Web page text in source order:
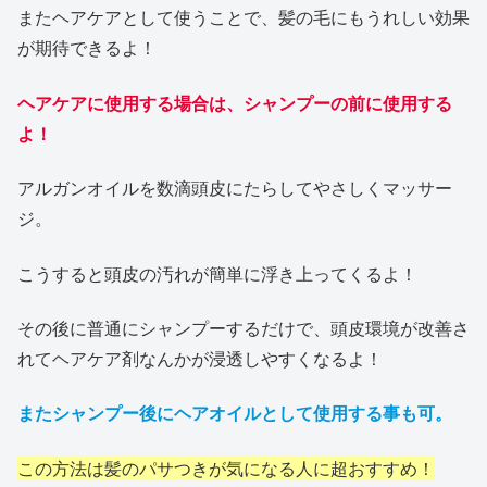
またヘアケアとして使うことで、髪の毛にもうれしい効果
が期待できるよ！
ヘアケアに使用する場合は、シャンプーの前に使用する
よ！
アルガンオイルを数滴頭皮にたらしてやさしくマッサー
ジ。
こうすると頭皮の汚れが簡単に浮き上ってくるよ！
その後に普通にシャンプーするだけで、頭皮環境が改善さ
れてヘアケア剤なんかが浸透しやすくなるよ！
またシャンプー後にヘアオイルとして使用する事も可。
この方法は髪のパサつきが気になる人に超おすすめ！